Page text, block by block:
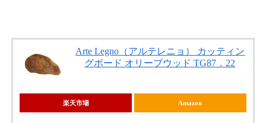
Arte Legno（アルテレニョ） カッティン
グボード オリーブウッド TG87．22
楽天市場 Amazon